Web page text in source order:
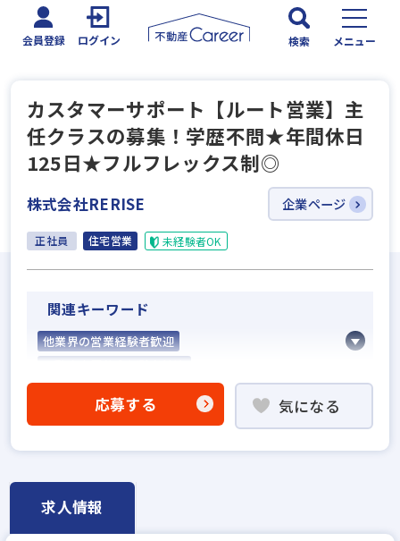
会員登録 ログイン 検索 メニュー
カスタマーサポート【ルート営業】主
任クラスの募集！学歴不問★年間休日
125日★フルフレックス制◎
株式会社RERISE 企業ページ
正社員 住宅営業 未経験者OK
関連キーワード
他業界の営業経験者歓迎
ローン業務経験者歓迎
賃貸仲介の店長経験者歓迎
転勤なし
応募する 気になる
求人情報